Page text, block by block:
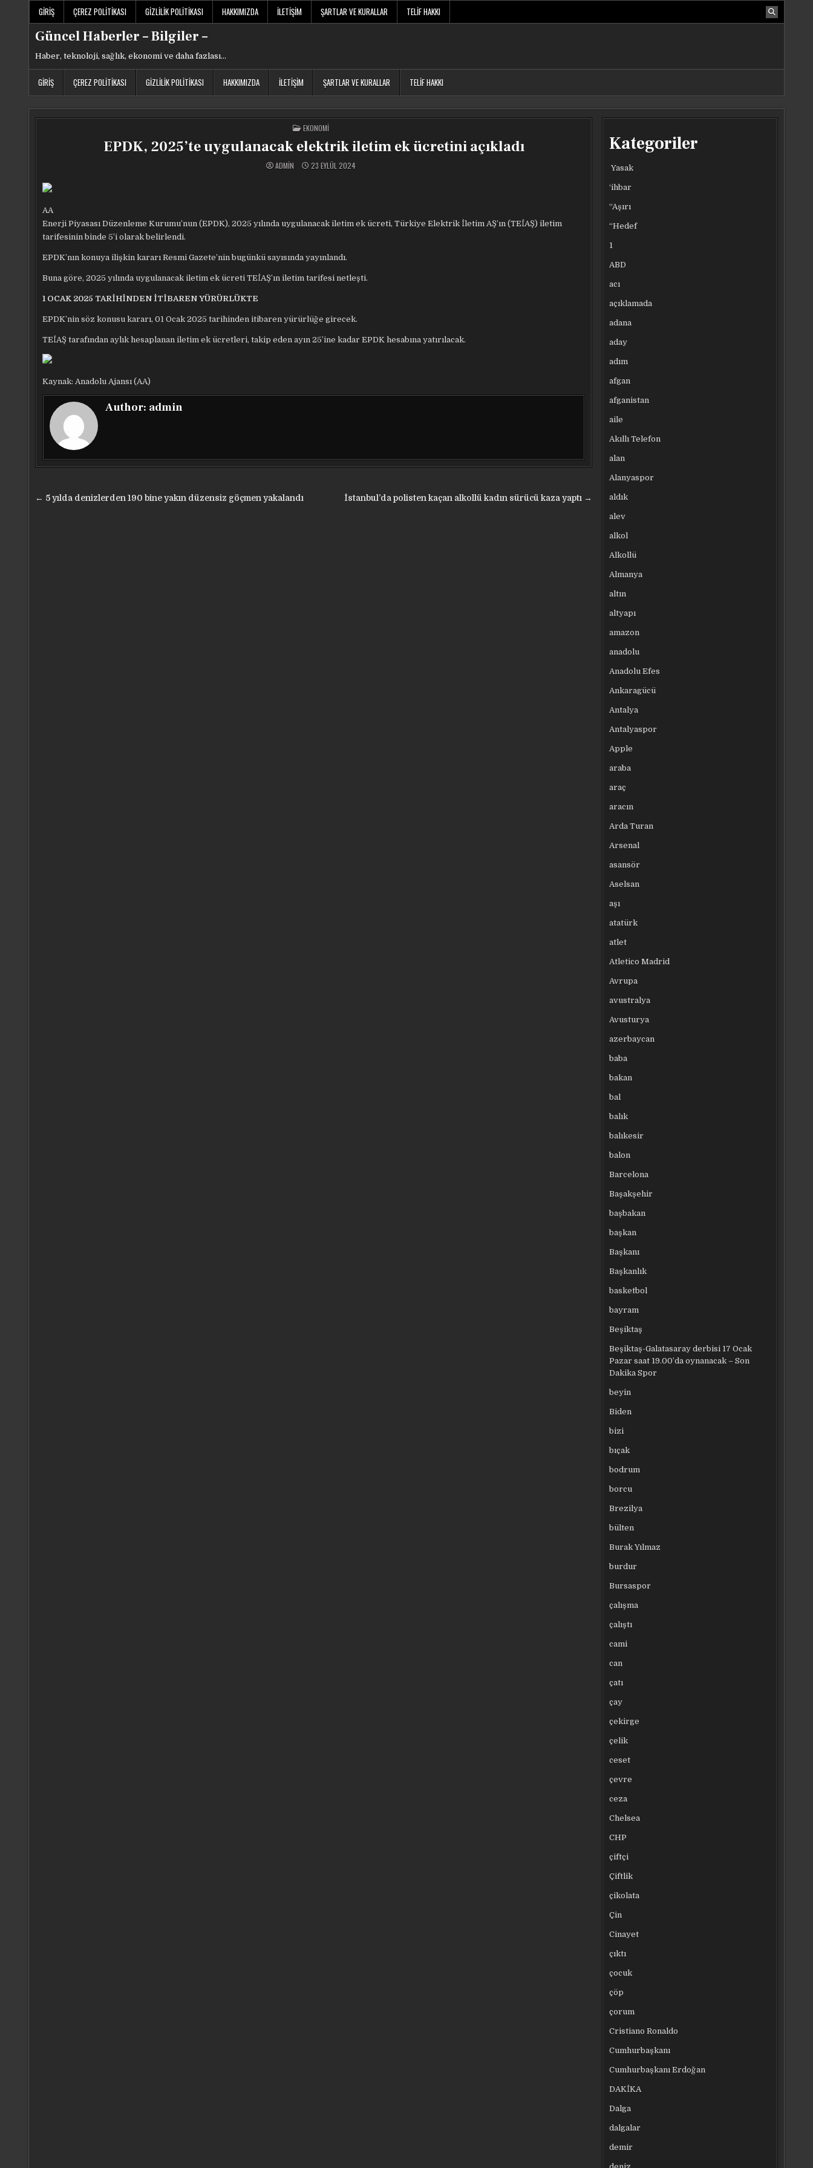
GIRIŞ ÇEREZ POLITIKASI GIZLILIK POLITIKASI HAKKIMIZDA İLETIŞIM ŞARTLAR VE KURALLAR TELIF HAKKI
Güncel Haberler – Bilgiler –
Haber, teknoloji, sağlık, ekonomi ve daha fazlası…
GIRIŞ ÇEREZ POLITIKASI GIZLILIK POLITIKASI HAKKIMIZDA İLETIŞIM ŞARTLAR VE KURALLAR TELIF HAKKI
POSTED
IN
EKONOMI
EPDK, 2025’te uygulanacak elektrik iletim ek ücretini açıkladı
ADMIN 23 EYLÜL 2024
AA
Enerji Piyasası Düzenleme Kurumu’nun (EPDK), 2025 yılında uygulanacak iletim ek ücreti, Türkiye Elektrik İletim AŞ’ın (TEİAŞ) iletim
tarifesinin binde 5’i olarak belirlendi.
EPDK’nın konuya ilişkin kararı Resmi Gazete’nin bugünkü sayısında yayınlandı.
Buna göre, 2025 yılında uygulanacak iletim ek ücreti TEİAŞ’ın iletim tarifesi netleşti.
1 OCAK 2025 TARİHİNDEN İTİBAREN YÜRÜRLÜKTE
EPDK’nin söz konusu kararı, 01 Ocak 2025 tarihinden itibaren yürürlüğe girecek.
TEİAŞ tarafından aylık hesaplanan iletim ek ücretleri, takip eden ayın 25’ine kadar EPDK hesabına yatırılacak.
Kaynak: Anadolu Ajansı (AA)
Author: admin
Yazı İstanbul’da polisten kaçan alkollü kadın sürücü kaza yaptı →
← 5 yılda denizlerden 190 bine yakın düzensiz göçmen yakalandı
Kategoriler
Yasak
‘ihbar
“Aşırı
“Hedef
1
ABD
acı
açıklamada
adana
aday
adım
afgan
afganistan
aile
Akıllı Telefon
alan
Alanyaspor
aldık
alev
alkol
Alkollü
Almanya
altın
altyapı
amazon
anadolu
Anadolu Efes
Ankaragücü
Antalya
Antalyaspor
Apple
araba
araç
aracın
Arda Turan
Arsenal
asansör
Aselsan
aşı
atatürk
atlet
Atletico Madrid
Avrupa
avustralya
Avusturya
azerbaycan
baba
bakan
bal
balık
balıkesir
balon
Barcelona
Başakşehir
başbakan
başkan
Başkanı
Başkanlık
basketbol
bayram
Beşiktaş
Beşiktaş-Galatasaray derbisi 17 Ocak
Pazar saat 19.00’da oynanacak – Son
Dakika Spor
beyin
Biden
bizi
bıçak
bodrum
borcu
Brezilya
bülten
Burak Yılmaz
burdur
Bursaspor
çalışma
çalıştı
cami
can
çatı
çay
çekirge
çelik
ceset
çevre
ceza
Chelsea
CHP
çiftçi
Çiftlik
çikolata
Çin
Cinayet
çıktı
çocuk
çöp
çorum
Cristiano Ronaldo
Cumhurbaşkanı
Cumhurbaşkanı Erdoğan
DAKİKA
Dalga
dalgalar
demir